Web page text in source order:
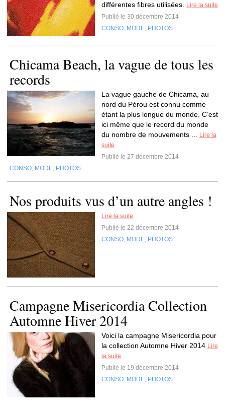
différentes fibres utilisées.
Lire la suite
Publié le 30 décembre 2014
CONSO, MODE, PHOTOS
Chicama Beach, la vague de tous les
records
La vague gauche de Chicama, au
nord du Pérou est connu comme
étant la plus longue du monde. C’est
ici même que le record du monde
du nombre de mouvements ...
Lire la
suite
Publié le 27 décembre 2014
CONSO, MODE, PHOTOS
Nos produits vus d’un autre angles !
Lire la suite
Publié le 22 décembre 2014
CONSO, MODE, PHOTOS
Campagne Misericordia Collection
Automne Hiver 2014
Voici la campagne Misericordia pour
la collection Automne Hiver 2014 Lire
la suite
Publié le 19 décembre 2014
CONSO, MODE, PHOTOS